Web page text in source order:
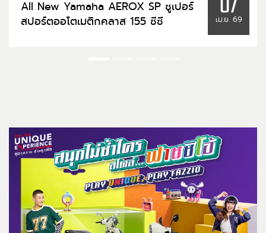
All New Yamaha AEROX SP ซูเปอร์
สปอร์ตออโตเมติกคลาส 155 ซีซี
เม.ย. 69